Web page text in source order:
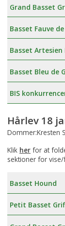
Grand Basset
Basset Fauve
Basset
Basset Bleu de
BIS
Hårlev 18
Dommer:Kresten
Klik her for at
sektioner for
Basset Hound
Petit Basset